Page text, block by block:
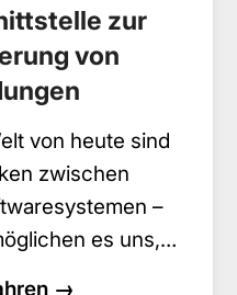
zur
von
von heute sind
zwischen
–
es uns,…
→